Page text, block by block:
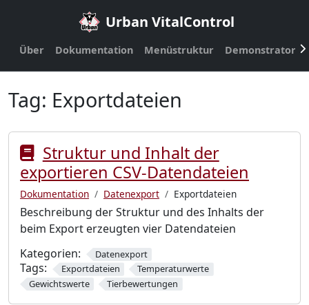
Urban VitalControl
Über Dokumentation Menüstruktur Demonstrator
Tag: Exportdateien
Struktur und Inhalt der
exportieren CSV-Datendateien
Dokumentation Datenexport Exportdateien
Beschreibung der Struktur und des Inhalts der
beim Export erzeugten vier Datendateien
Kategorien:
Datenexport
Tags: Exportdateien
Temperaturwerte
Gewichtswerte
Tierbewertungen